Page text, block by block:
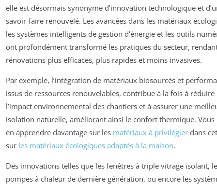
elle est désormais synonyme d’innovation technologique et
savoir-faire renouvelé. Les avancées dans les matériaux
les systèmes intelligents de gestion d’énergie et les outils
ont profondément transformé les pratiques du secteur,
rénovations plus efficaces, plus rapides et moins invasives.
Par exemple, l’intégration de matériaux biosourcés et
issus de ressources renouvelables, contribue à la fois à réduire
l’impact environnemental des chantiers et à assurer une
isolation naturelle, améliorant ainsi le confort thermique. Vous
en apprendre davantage sur les matériaux à privilégier dans
sur les matériaux écologiques adaptés à la maison.
Des innovations telles que les fenêtres à triple vitrage isolant,
pompes à chaleur de dernière génération, ou encore les